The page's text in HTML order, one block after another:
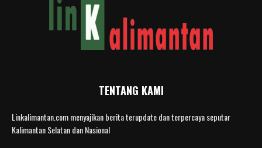
TENTANG KAMI
Linkalimantan.com menyajikan berita terupdate dan terpercaya seputar
Kalimantan Selatan dan Nasional